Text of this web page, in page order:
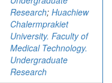
Research; Huachiew
Chalermprakiet
University. Faculty of
Medical Technology.
Undergraduate
Research